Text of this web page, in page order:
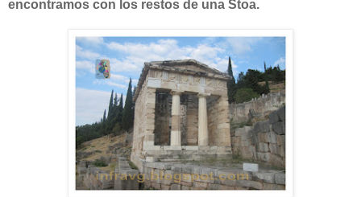
encontramos con los restos de una Stoa.